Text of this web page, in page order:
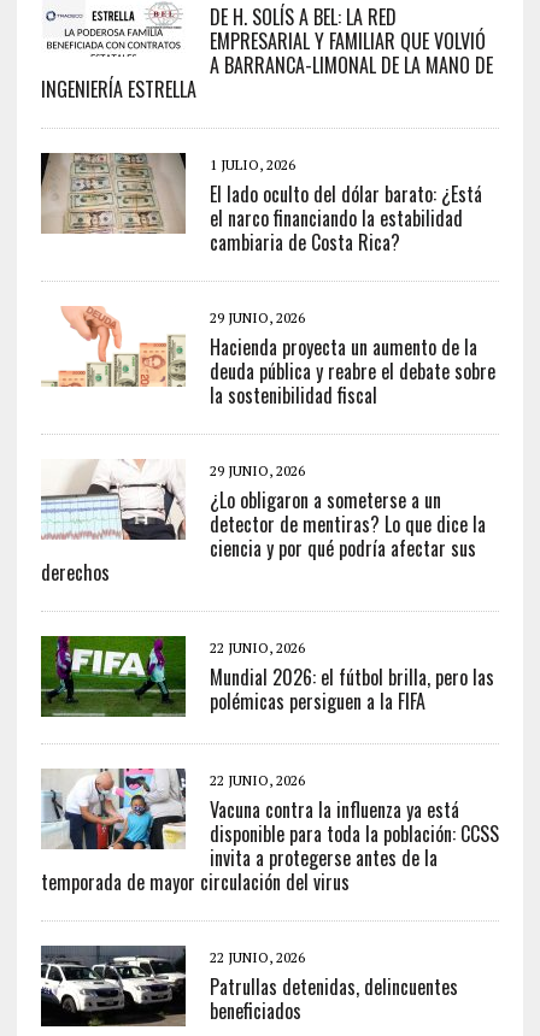
DE H. SOLÍS A BEL: LA RED
EMPRESARIAL Y FAMILIAR QUE VOLVIÓ
A BARRANCA-LIMONAL DE LA MANO DE
INGENIERÍA ESTRELLA
1 JULIO, 2026
El lado oculto del dólar barato: ¿Está
el narco financiando la estabilidad
cambiaria de Costa Rica?
29 JUNIO, 2026
Hacienda proyecta un aumento de la
deuda pública y reabre el debate sobre
la sostenibilidad fiscal
29 JUNIO, 2026
¿Lo obligaron a someterse a un
detector de mentiras? Lo que dice la
ciencia y por qué podría afectar sus
derechos
22 JUNIO, 2026
Mundial 2026: el fútbol brilla, pero las
polémicas persiguen a la FIFA
22 JUNIO, 2026
Vacuna contra la influenza ya está
disponible para toda la población: CCSS
invita a protegerse antes de la
temporada de mayor circulación del virus
22 JUNIO, 2026
Patrullas detenidas, delincuentes
beneficiados